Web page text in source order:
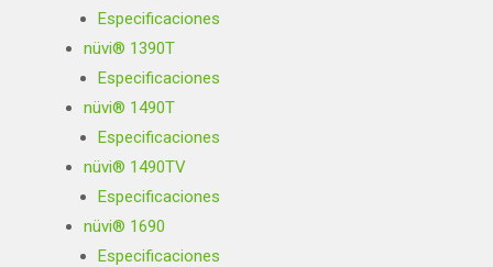
Especificaciones
nüvi® 1390T
Especificaciones
nüvi® 1490T
Especificaciones
nüvi® 1490TV
Especificaciones
nüvi® 1690
Especificaciones